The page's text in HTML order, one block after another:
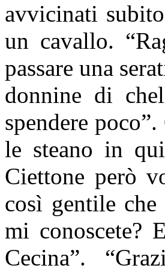
avvicinati
un cavallo.
passare una
donnine di
spendere
le steano in
Ciettone però
così gentile
mi conoscete?
Cecina”.